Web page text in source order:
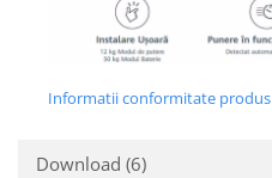
Informatii conformitate produs
Download (6)